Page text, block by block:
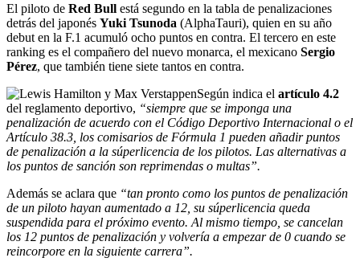
El piloto de Red Bull está segundo en la tabla de penalizaciones
detrás del japonés Yuki Tsunoda (AlphaTauri), quien en su año
debut en la F.1 acumuló ocho puntos en contra. El tercero en este
ranking es el compañero del nuevo monarca, el mexicano Sergio
Pérez, que también tiene siete tantos en contra.
Según indica el artículo 4.2
del reglamento deportivo, “siempre que se imponga una
penalización de acuerdo con el Código Deportivo Internacional o el
Artículo 38.3, los comisarios de Fórmula 1 pueden añadir puntos
de penalización a la súperlicencia de los pilotos. Las alternativas a
los puntos de sanción son reprimendas o multas”.
Además se aclara que “tan pronto como los puntos de penalización
de un piloto hayan aumentado a 12, su súperlicencia queda
suspendida para el próximo evento. Al mismo tiempo, se cancelan
los 12 puntos de penalización y volvería a empezar de 0 cuando se
reincorpore en la siguiente carrera”.